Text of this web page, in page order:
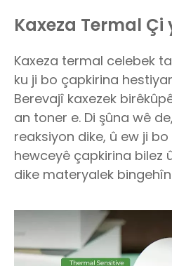
Kaxeza Termal Çi
Kaxeza termal celebek
ku ji bo çapkirina
Berevajî kaxezek
an toner e. Di şûna wê
reaksiyon dike, û ew ji
hewceyê çapkirina bilez
dike materyalek